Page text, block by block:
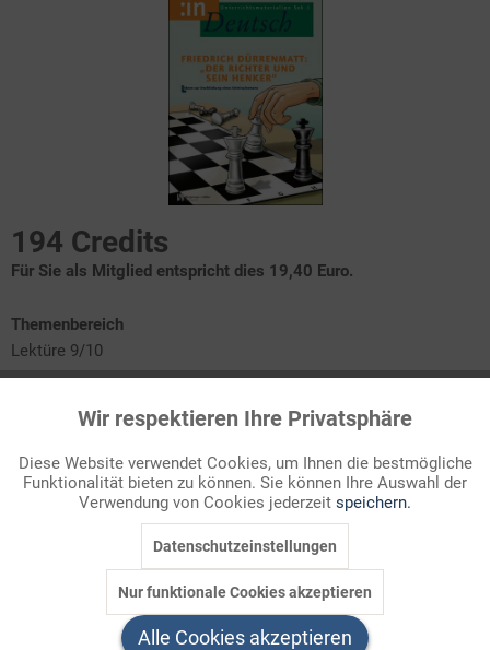
194 Credits
Für Sie als Mitglied entspricht dies 19,40 Euro.
Themenbereich
Lektüre 9/10
Annäherung
Reflexion
In dieser Ausgabe von ":in Deutsch" finden Sie eine Fülle von
Materialien zur Bearbeitung von "Der Richter und sein Henker"
im Unterricht der ...
Funktionale Aktiv
Marketing Inaktiv
Inaktiv
Wir respektieren Ihre Privatsphäre
Diese Website verwendet Cookies, um Ihnen die bestmögliche
Funktionalität bieten zu können. Sie können Ihre Auswahl der
Verwendung von Cookies jederzeit speichern.
Datenschutzeinstellungen
Nur funktionale Cookies akzeptieren
Alle Cookies akzeptieren